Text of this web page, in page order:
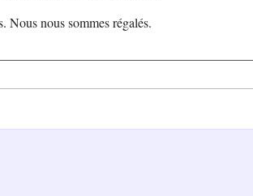
Nous nous sommes régalés.